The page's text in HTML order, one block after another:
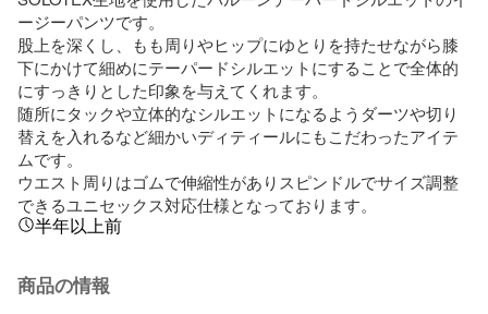
ージーパンツです。
股上を深くし、もも周りやヒップにゆとりを持たせながら膝
下にかけて細めにテーパードシルエットにすることで全体的
にすっきりとした印象を与えてくれます。
随所にタックや立体的なシルエットになるようダーツや切り
替えを入れるなど細かいディティールにもこだわったアイテ
ムです。
ウエスト周りはゴムで伸縮性がありスピンドルでサイズ調整
できるユニセックス対応仕様となっております。
半年以上前
商品の情報